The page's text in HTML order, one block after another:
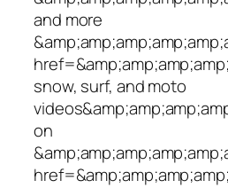
and more
snow, surf, and moto
on